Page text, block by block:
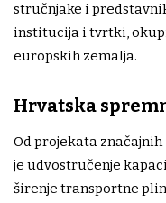
stručnjake i
institucija i tvrtki,
europskih zemalja.
Hrvatska
Od projekata
je udvostručenje
širenje transportne